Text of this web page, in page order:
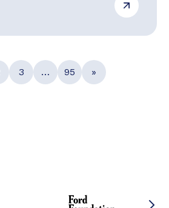
3 … 95 »